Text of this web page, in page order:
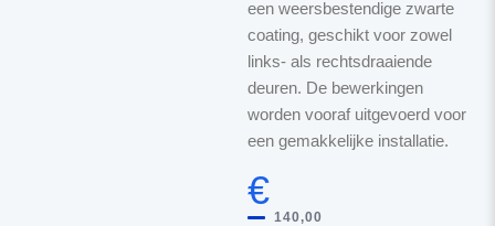
een weersbestendige zwarte
coating, geschikt voor zowel
links- als rechtsdraaiende
deuren. De bewerkingen
worden vooraf uitgevoerd voor
een gemakkelijke installatie.
€
140,00